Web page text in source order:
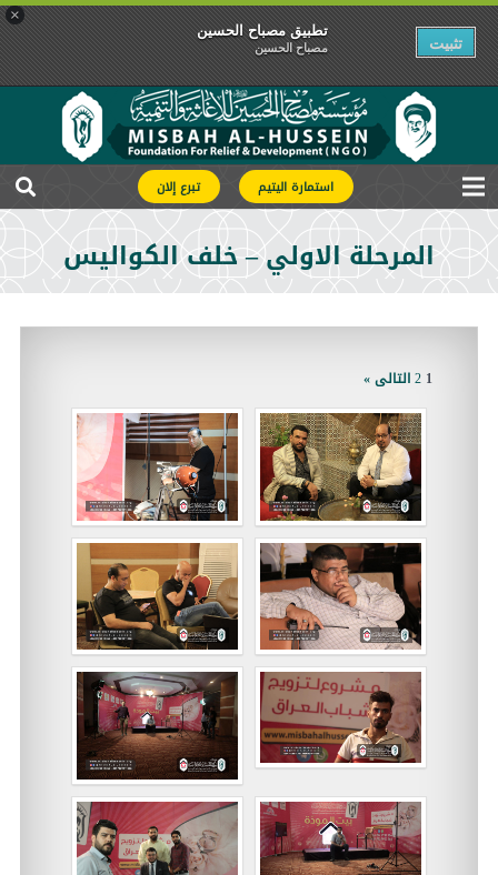
×
تطبیق مصباح الحسین
مصباح الحسین تثبیت
استمارة اليتيم تبرع إلان
المرحلة الاولي – خلف الكواليس
1
2التالى »